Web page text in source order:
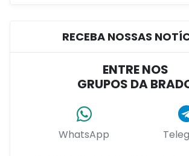
RECEBA NOSSAS
ENTRE NOS
GRUPOS DA
WhatsApp